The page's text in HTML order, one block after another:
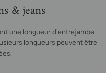
& jeans
une longueur d'entrejambe
longueurs peuvent être